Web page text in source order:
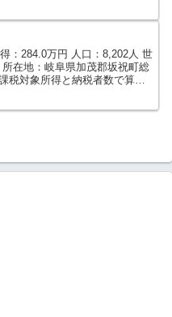
：284.0万円 人口：8,202人 世
在地：岐阜県加茂郡坂祝町総
税対象所得と納税者数で算出